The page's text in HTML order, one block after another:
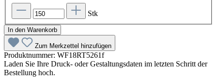
Stk
In den Warenkorb
Zum Merkzettel hinzufügen
Produktnummer: WF18RT5261f
Laden Sie Ihre Druck- oder Gestaltungsdaten im letzten Schritt der
Bestellung hoch.